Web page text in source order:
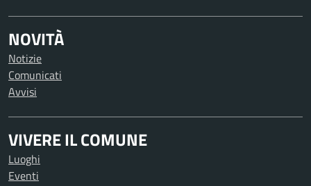
NOVITÀ
Notizie
Comunicati
Avvisi
VIVERE IL COMUNE
Luoghi
Eventi